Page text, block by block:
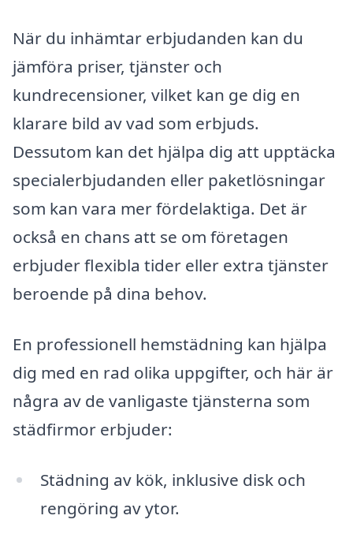
När du inhämtar erbjudanden kan du
jämföra priser, tjänster och
kundrecensioner, vilket kan ge dig en
klarare bild av vad som erbjuds.
Dessutom kan det hjälpa dig att upptäcka
specialerbjudanden eller paketlösningar
som kan vara mer fördelaktiga. Det är
också en chans att se om företagen
erbjuder flexibla tider eller extra tjänster
beroende på dina behov.
En professionell hemstädning kan hjälpa
dig med en rad olika uppgifter, och här är
några av de vanligaste tjänsterna som
städfirmor erbjuder:
Städning av kök, inklusive disk och
rengöring av ytor.